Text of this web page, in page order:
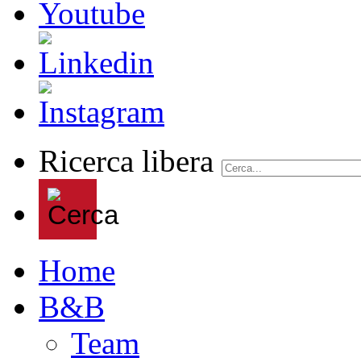
Ricerca libera
Home
B&B
Team